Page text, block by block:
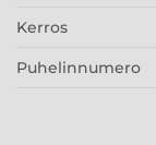
Kerros
Puhelinnumero